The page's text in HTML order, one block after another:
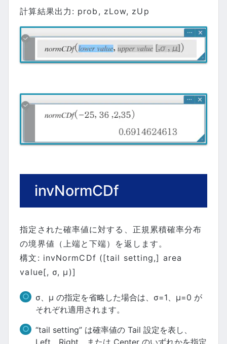
計算結果出力: prob, zLow, zUp
invNormCDf
指定された確率値に対する、正規累積確率分布
の境界値（上端と下端）を返します。
構文: invNormCDf ([tail setting,] area
value[, σ, μ)]
σ、μ の指定を省略した場合は、σ=1、μ=0 が
それぞれ適用されます。
“tail setting” は確率値の Tail 設定を表し、
Left、Right、または Center のいずれかを指定